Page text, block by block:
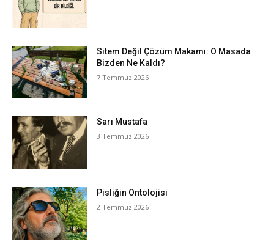
Sitem Değil Çözüm Makamı: O Masada
Bizden Ne Kaldı?
7 Temmuz 2026
Sarı Mustafa
3 Temmuz 2026
Pisliğin Ontolojisi
2 Temmuz 2026